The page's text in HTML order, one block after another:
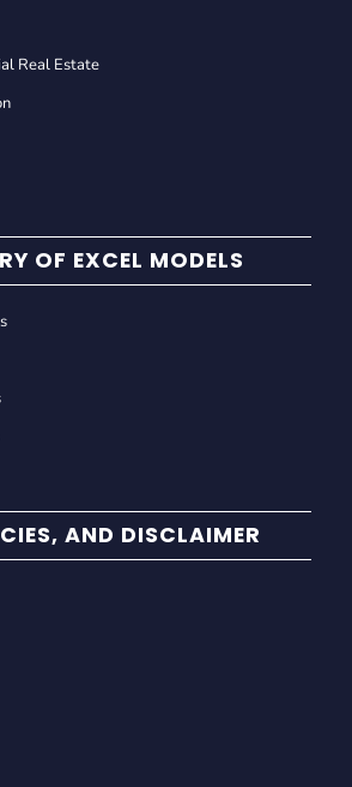
Real Estate
OF EXCEL MODELS
AND DISCLAIMER